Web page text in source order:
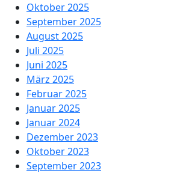
Oktober 2025
September 2025
August 2025
Juli 2025
Juni 2025
März 2025
Februar 2025
Januar 2025
Januar 2024
Dezember 2023
Oktober 2023
September 2023